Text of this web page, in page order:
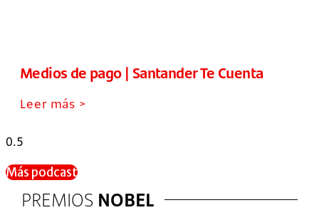
Medios de pago | Santander Te Cuenta
Leer más >
Más podcast
PREMIOS NOBEL